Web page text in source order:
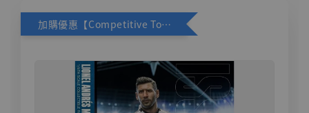
加購優惠【Competitive Toys 梅西 [CM001]】